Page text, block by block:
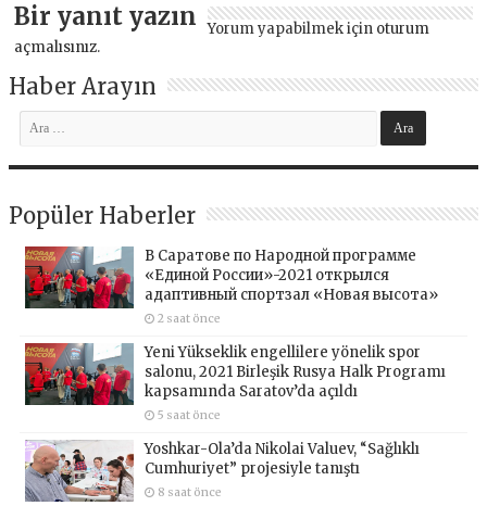
Bir yanıt yazın Yorum yapabilmek için oturum
açmalısınız.
Haber Arayın
Popüler Haberler
В Саратове по Народной программе
«Единой России»-2021 открылся
адаптивный спортзал «Новая высота»
2 saat önce
Yeni Yükseklik engellilere yönelik spor
salonu, 2021 Birleşik Rusya Halk Programı
kapsamında Saratov’da açıldı
5 saat önce
Yoshkar-Ola’da Nikolai Valuev, “Sağlıklı
Cumhuriyet” projesiyle tanıştı
8 saat önce